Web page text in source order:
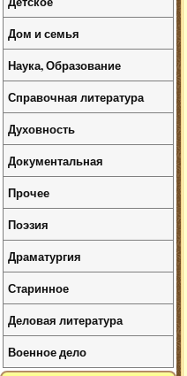
Дом и семья
Наука, Образование
Справочная литература
Духовность
Документальная
Прочее
Поэзия
Драматургия
Старинное
Деловая литература
Военное дело